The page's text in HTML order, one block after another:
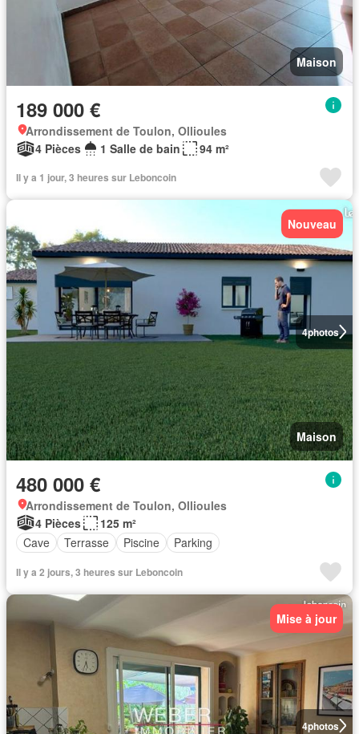
Maison
189 000 €
Arrondissement de Toulon, Ollioules
4 Pièces
1 Salle de bain 94 m²
Il y a 1 jour, 3 heures sur Leboncoin
4photos
Nouveau
Maison
480 000 €
Arrondissement de Toulon, Ollioules
4 Pièces
125 m²
Cave
Terrasse Piscine Parking
Il y a 2 jours, 3 heures sur Leboncoin
4photos
Mise à jour